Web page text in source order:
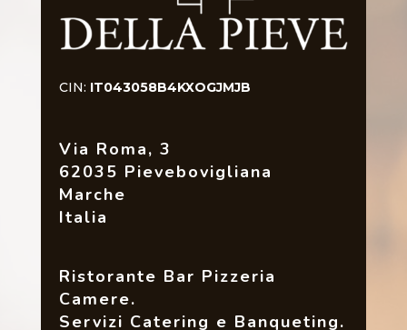
CIN: IT043058B4KXOGJMJB
Via Roma, 3
62035 Pievebovigliana
Marche
Italia
Ristorante Bar Pizzeria
Camere.
Servizi Catering e Banqueting.